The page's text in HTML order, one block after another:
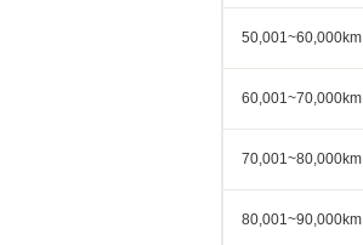
50,001~60,000km
60,001~70,000km
70,001~80,000km
80,001~90,000km